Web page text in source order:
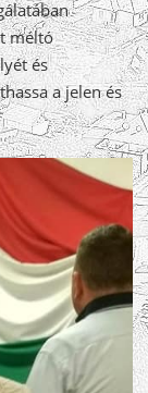
méltó
és
a jelen és